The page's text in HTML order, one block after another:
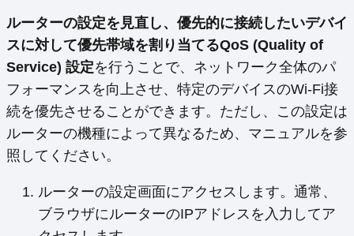
ルーターの設定を見直し、優先的に接続したいデバイ
スに対して優先帯域を割り当てるQoS (Quality of
Service) 設定を行うことで、ネットワーク全体のパ
フォーマンスを向上させ、特定のデバイスのWi-Fi接
続を優先させることができます。ただし、この設定は
ルーターの機種によって異なるため、マニュアルを参
照してください。
ルーターの設定画面にアクセスします。通常、
ブラウザにルーターのIPアドレスを入力してア